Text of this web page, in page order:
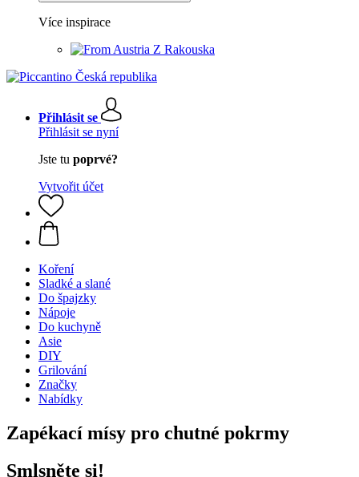
Více inspirace
Z Rakouska
Přihlásit se
Přihlásit se nyní
Jste tu poprvé?
Vytvořit účet
Koření
Sladké a slané
Do špajzky
Nápoje
Do kuchyně
Asie
DIY
Grilování
Značky
Nabídky
Zapékací mísy pro chutné pokrmy
Smlsněte si!